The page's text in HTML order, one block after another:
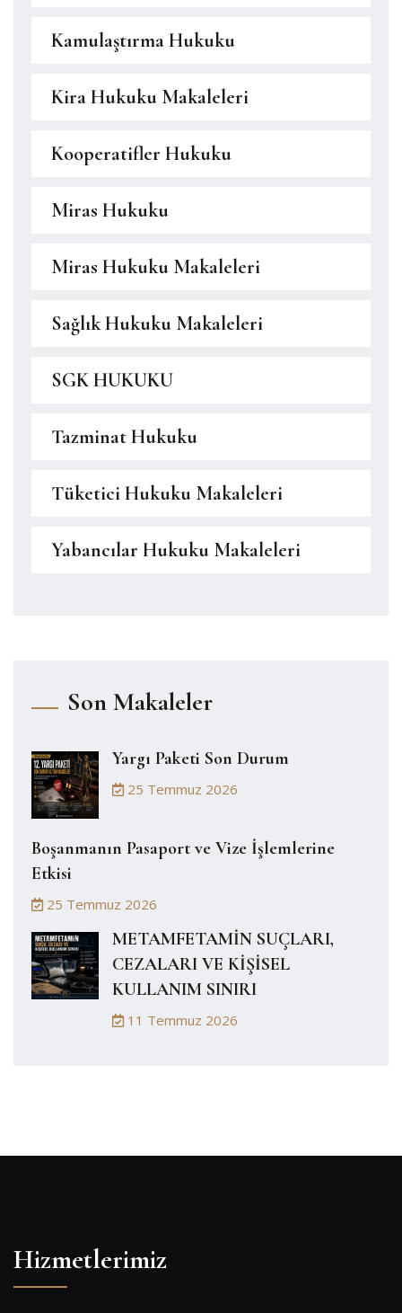
Kamulaştırma Hukuku
Kira Hukuku Makaleleri
Kooperatifler Hukuku
Miras Hukuku
Miras Hukuku Makaleleri
Sağlık Hukuku Makaleleri
SGK HUKUKU
Tazminat Hukuku
Tüketici Hukuku Makaleleri
Yabancılar Hukuku Makaleleri
Son Makaleler
Yargı Paketi Son Durum
25 Temmuz 2026
Boşanmanın Pasaport ve Vize İşlemlerine
Etkisi
25 Temmuz 2026
METAMFETAMİN SUÇLARI,
CEZALARI VE KİŞİSEL
KULLANIM SINIRI
11 Temmuz 2026
Hizmetlerimiz